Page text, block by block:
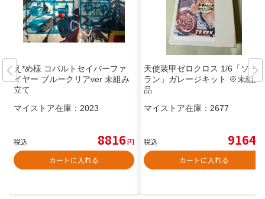
え*め様 コバルトセイバーファ
イヤー ブルークリアver 未組み
立て
マイストア在庫： 2023
税込 8816円
カートに入れる
天使装甲ゼロクロス 1/6「ソ・
ラン」ガレージキット ※未組立
品
マイストア在庫： 2677
税込 9164
カートに入れる